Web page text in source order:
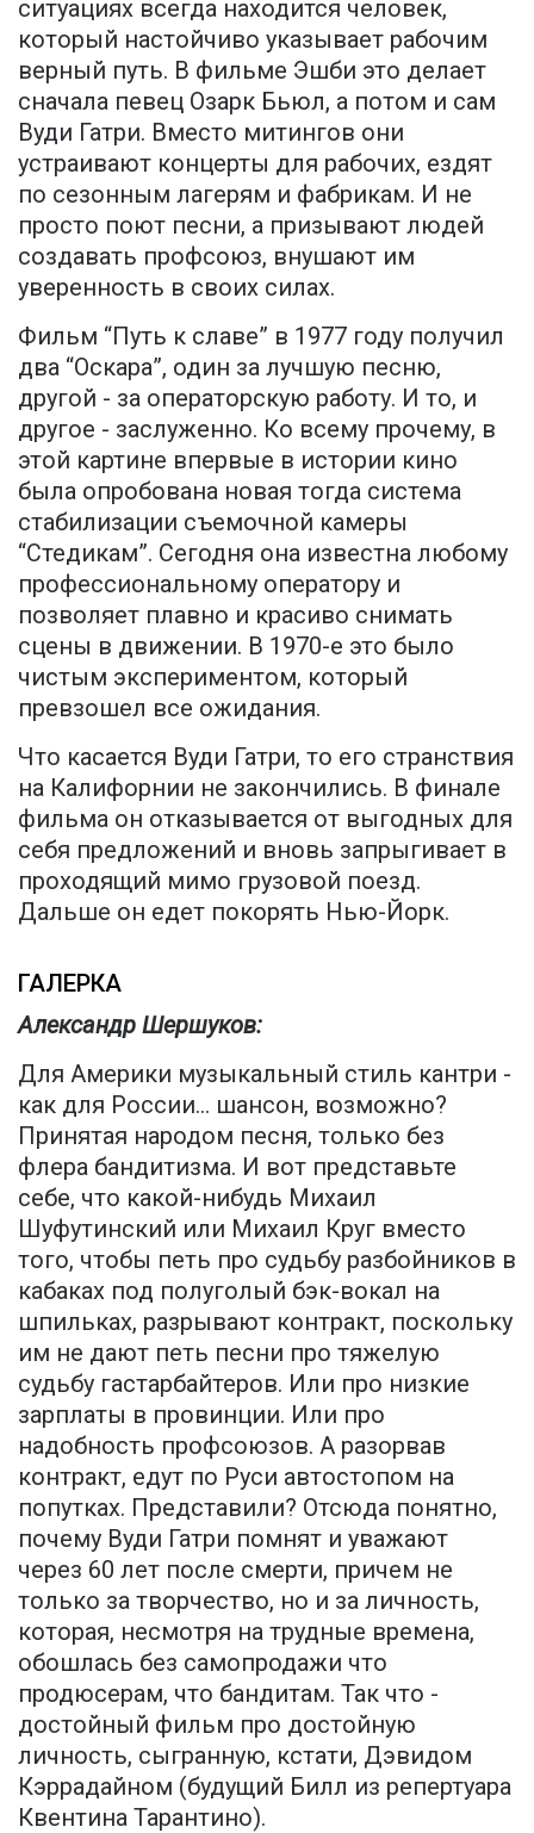
ситуациях всегда находится человек,
который настойчиво указывает рабочим
верный путь. В фильме Эшби это делает
сначала певец Озарк Бьюл, а потом и сам
Вуди Гатри. Вместо митингов они
устраивают концерты для рабочих, ездят
по сезонным лагерям и фабрикам. И не
просто поют песни, а призывают людей
создавать профсоюз, внушают им
уверенность в своих силах.
Фильм “Путь к славе” в 1977 году получил
два “Оскара”, один за лучшую песню,
другой - за операторскую работу. И то, и
другое - заслуженно. Ко всему прочему, в
этой картине впервые в истории кино
была опробована новая тогда система
стабилизации съемочной камеры
“Стедикам”. Сегодня она известна любому
профессиональному оператору и
позволяет плавно и красиво снимать
сцены в движении. В 1970-е это было
чистым экспериментом, который
превзошел все ожидания.
Что касается Вуди Гатри, то его странствия
на Калифорнии не закончились. В финале
фильма он отказывается от выгодных для
себя предложений и вновь запрыгивает в
проходящий мимо грузовой поезд.
Дальше он едет покорять Нью-Йорк.
ГАЛЕРКА
Александр Шершуков:
Для Америки музыкальный стиль кантри -
как для России… шансон, возможно?
Принятая народом песня, только без
флера бандитизма. И вот представьте
себе, что какой-нибудь Михаил
Шуфутинский или Михаил Круг вместо
того, чтобы петь про судьбу разбойников в
кабаках под полуголый бэк-вокал на
шпильках, разрывают контракт, поскольку
им не дают петь песни про тяжелую
судьбу гастарбайтеров. Или про низкие
зарплаты в провинции. Или про
надобность профсоюзов. А разорвав
контракт, едут по Руси автостопом на
попутках. Представили? Отсюда понятно,
почему Вуди Гатри помнят и уважают
через 60 лет после смерти, причем не
только за творчество, но и за личность,
которая, несмотря на трудные времена,
обошлась без самопродажи что
продюсерам, что бандитам. Так что -
достойный фильм про достойную
личность, сыгранную, кстати, Дэвидом
Кэррадайном (будущий Билл из репертуара
Квентина Тарантино).